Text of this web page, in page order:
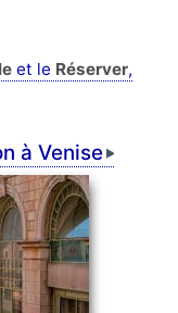
et le Réserver,
à Venise